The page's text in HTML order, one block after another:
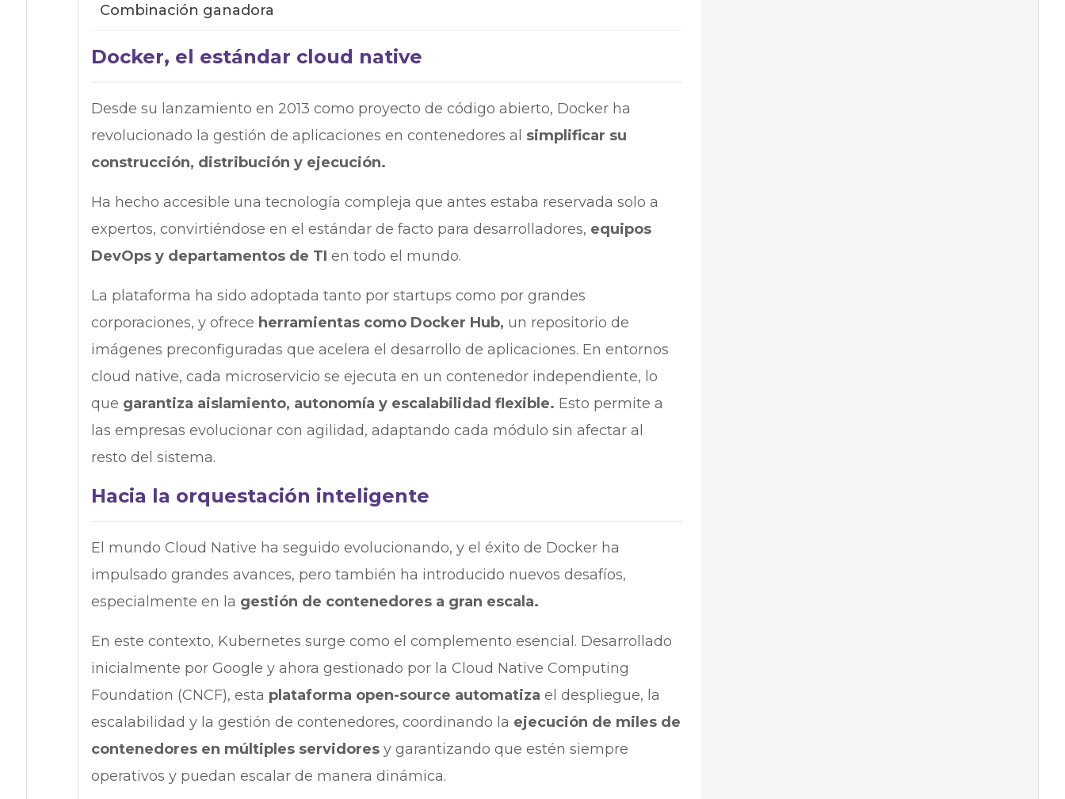
Combinación ganadora
Docker, el estándar cloud native
Desde su lanzamiento en 2013 como proyecto de código abierto, Docker ha
revolucionado la gestión de aplicaciones en contenedores al simplificar su
construcción, distribución y ejecución.
Ha hecho accesible una tecnología compleja que antes estaba reservada solo a
expertos, convirtiéndose en el estándar de facto para desarrolladores, equipos
DevOps y departamentos de TI en todo el mundo.
La plataforma ha sido adoptada tanto por startups como por grandes
corporaciones, y ofrece herramientas como Docker Hub, un repositorio de
imágenes preconfiguradas que acelera el desarrollo de aplicaciones. En entornos
cloud native, cada microservicio se ejecuta en un contenedor independiente, lo
que garantiza aislamiento, autonomía y escalabilidad flexible. Esto permite a
las empresas evolucionar con agilidad, adaptando cada módulo sin afectar al
resto del sistema.
Hacia la orquestación inteligente
El mundo Cloud Native ha seguido evolucionando, y el éxito de Docker ha
impulsado grandes avances, pero también ha introducido nuevos desafíos,
especialmente en la gestión de contenedores a gran escala.
En este contexto, Kubernetes surge como el complemento esencial. Desarrollado
inicialmente por Google y ahora gestionado por la Cloud Native Computing
Foundation (CNCF), esta plataforma open-source automatiza el despliegue, la
escalabilidad y la gestión de contenedores, coordinando la ejecución de miles de
contenedores en múltiples servidoresy garantizando que estén siempre
operativos y puedan escalar de manera dinámica.